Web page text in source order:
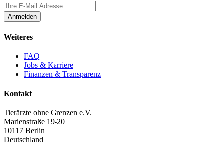
Anmelden
Weiteres
FAQ
Jobs & Karriere
Finanzen & Transparenz
Kontakt
Tierärzte ohne Grenzen e.V.
Marienstraße 19-20
10117 Berlin
Deutschland